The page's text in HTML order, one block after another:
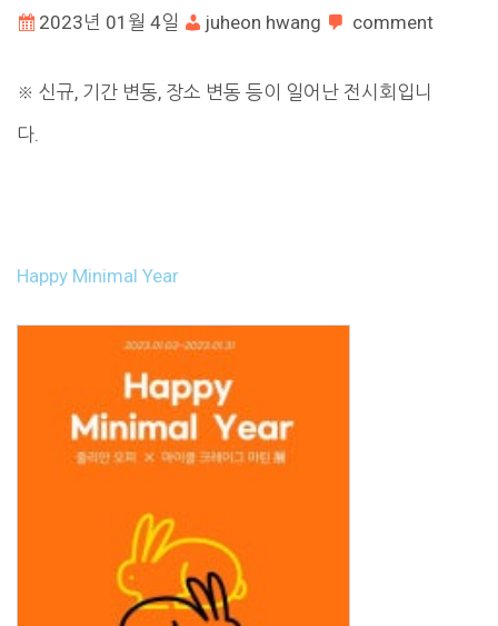
2023년 01월 4일 juheon hwang comment
※ 신규, 기간 변동, 장소 변동 등이 일어난 전시회입니
다.
Happy Minimal Year